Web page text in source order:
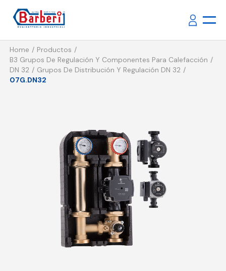
Home
Productos
B3 Grupos De Regulación Y Componentes Para Calefacción
DN 32
Grupos De Distribución Y Regulación DN 32
07G.DN32